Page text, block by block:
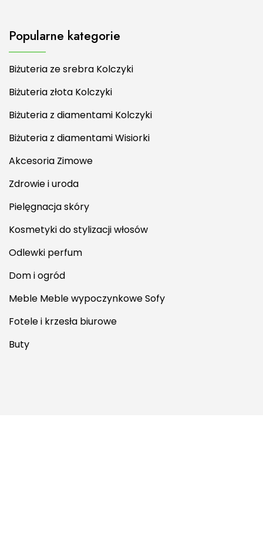
Popularne kategorie
Biżuteria ze srebra Kolczyki
Biżuteria złota Kolczyki
Biżuteria z diamentami Kolczyki
Biżuteria z diamentami Wisiorki
Akcesoria Zimowe
Zdrowie i uroda
Pielęgnacja skóry
Kosmetyki do stylizacji włosów
Odlewki perfum
Dom i ogród
Meble Meble wypoczynkowe Sofy
Fotele i krzesła biurowe
Buty